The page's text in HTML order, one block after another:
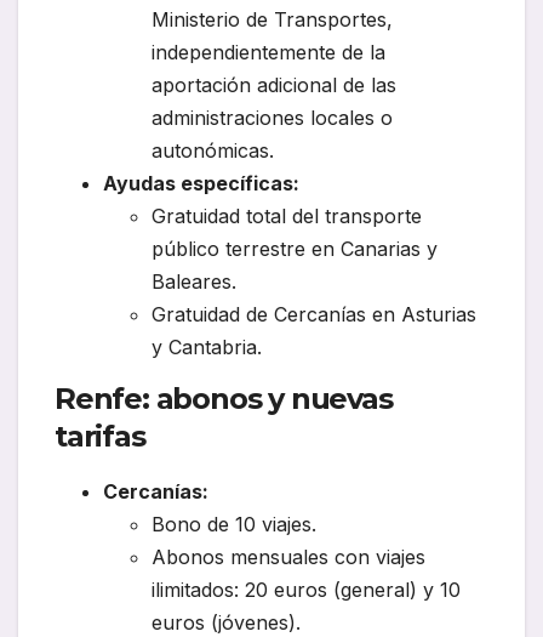
Ministerio de Transportes,
independientemente de la
aportación adicional de las
administraciones locales o
autonómicas.
Ayudas específicas:
Gratuidad total del transporte
público terrestre en Canarias y
Baleares.
Gratuidad de Cercanías en Asturias
y Cantabria.
Renfe: abonos y nuevas
tarifas
Cercanías:
Bono de 10 viajes.
Abonos mensuales con viajes
ilimitados: 20 euros (general) y 10
euros (jóvenes).